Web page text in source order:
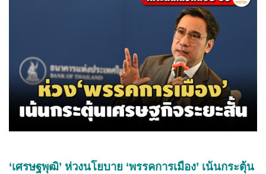
‘เศรษฐพุฒิ’ ห่วงนโยบาย ‘พรรคการเมือง’ เน้นกระตุ้น